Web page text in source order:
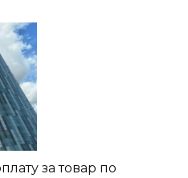
за товар по